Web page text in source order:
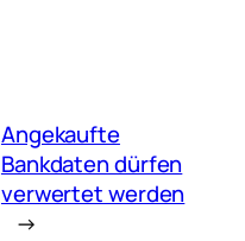
Angekaufte
Bankdaten dürfen
verwertet werden
→